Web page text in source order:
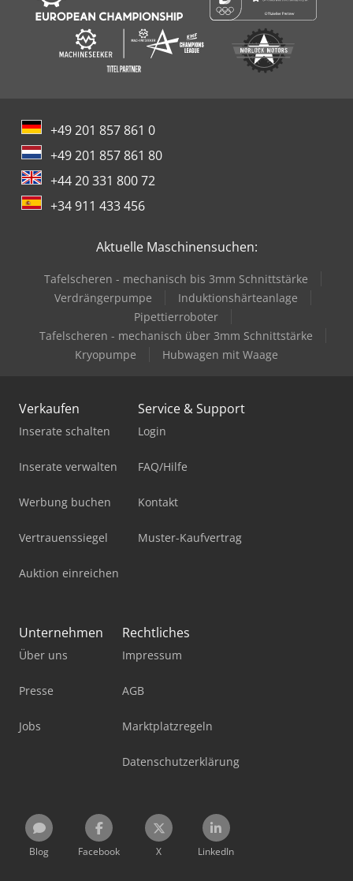
+49 201 857 861 0
+49 201 857 861 80
+44 20 331 800 72
+34 911 433 456
Aktuelle Maschinensuchen:
Tafelscheren - mechanisch bis 3mm Schnittstärke
Verdrängerpumpe
Induktionshärteanlage
Pipettierroboter
Tafelscheren - mechanisch über 3mm Schnittstärke
Kryopumpe
Hubwagen mit Waage
Verkaufen
Inserate schalten
Inserate verwalten
Werbung buchen
Vertrauenssiegel
Auktion einreichen
Service & Support
Login
FAQ/Hilfe
Kontakt
Muster-Kaufvertrag
Unternehmen
Über uns
Presse
Jobs
Rechtliches
Impressum
AGB
Marktplatzregeln
Datenschutzerklärung
Blog Facebook X LinkedIn